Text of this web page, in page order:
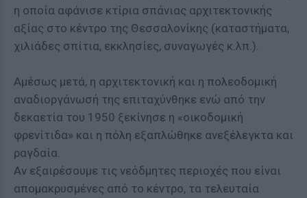
η οποία αφάνισε κτίρια σπάνιας αρχιτεκτονικής
αξίας στο κέντρο της Θεσσαλονίκης (καταστήματα,
χιλιάδες σπίτια, εκκλησίες, συναγωγές κ.λπ.).
Αμέσως μετά, η αρχιτεκτονική και η πολεοδομική
αναδιοργάνωσή της επιταχύνθηκε ενώ από την
δεκαετία του 1950 ξεκίνησε η «οικοδομική
φρενίτιδα» και η πόλη εξαπλώθηκε ανεξέλεγκτα και
ραγδαία.
Αν εξαιρέσουμε τις νεόδμητες περιοχές που είναι
απομακρυσμένες από το κέντρο, τα τελευταία